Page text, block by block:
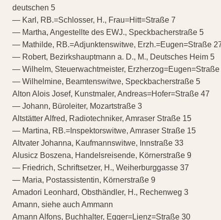
deutschen 5
— Karl, RB.=Schlosser, H., Frau=Hitt=Straße 7
— Martha, Angestellte des EWJ., Speckbacherstraße 5
— Mathilde, RB.=Adjunktenswitwe, Erzh.=Eugen=Straße
— Robert, Bezirkshauptmann a. D., M., Deutsches Heim 5
— Wilhelm, Steuerwachtmeister, Erzherzog=Eugen=Straße
— Wilhelmine, Beamtenswitwe, Speckbacherstraße 5
Alton Alois Josef, Kunstmaler, Andreas=Hofer=Straße 47
— Johann, Büroleiter, Mozartstraße 3
Altstätter Alfred, Radiotechniker, Amraser Straße 15
— Martina, RB.=Inspektorswitwe, Amraser Straße 15
Altvater Johanna, Kaufmannswitwe, Innstraße 33
Alusicz Boszena, Handelsreisende, Körnerstraße 9
— Friedrich, Schriftsetzer, H., Weiherburggasse 37
— Maria, Postassistentin, Körnerstraße 9
Amadori Leonhard, Obsthändler, H., Rechenweg 3
Amann, siehe auch Ammann
Amann Alfons, Buchhalter, Egger=Lienz=Straße 30